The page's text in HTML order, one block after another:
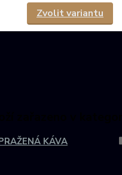
Zvolit variantu
KÁVA